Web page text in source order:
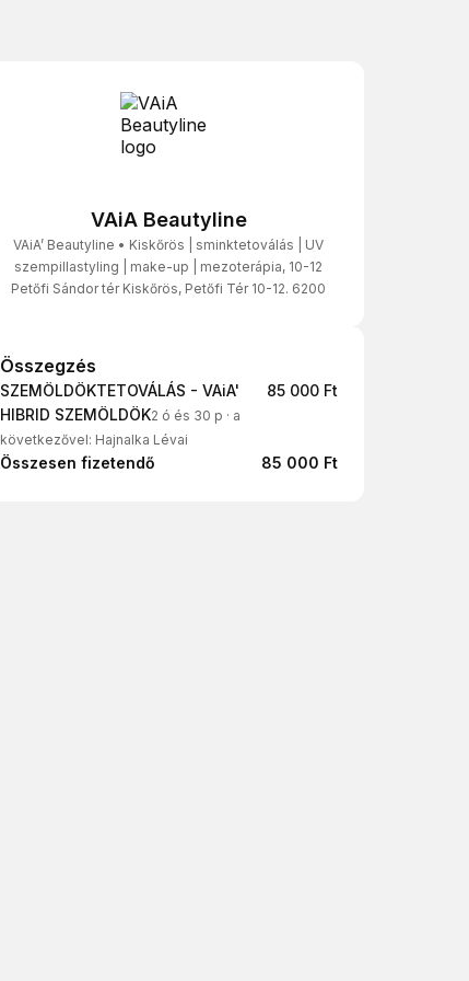
VAiA Beautyline
VAiA’ Beautyline • Kiskőrös | sminktetoválás | UV
szempillastyling | make-up | mezoterápia, 10-12
Petőfi Sándor tér Kiskőrös, Petőfi Tér 10-12. 6200
Összegzés
Összegzés
SZEMÖLDÖKTETOVÁLÁS - VAiA'
HIBRID SZEMÖLDÖK2 ó és 30 p · a
következővel: Hajnalka Lévai
85 000 Ft
Összesen fizetendő 85 000 Ft